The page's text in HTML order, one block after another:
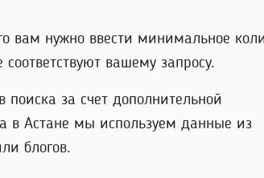
вам нужно ввести минимальное
вашему запросу.
за счет дополнительной
в Астане мы используем данные из
блогов.